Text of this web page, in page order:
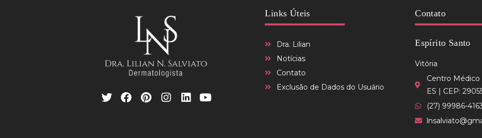
Links Úteis
Dra. Lilian
Notícias
Contato
Exclusão de Dados do Usuário
Contato
Espírito Santo
Vitória
Centro Médico
ES | CEP:
(27) 99986-